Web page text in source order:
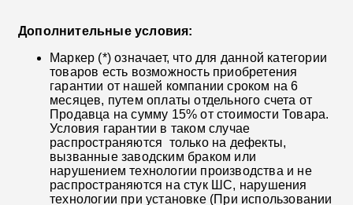
Дополнительные условия:
Маркер (*) означает, что для данной категории
товаров есть возможность приобретения
гарантии от нашей компании сроком на 6
месяцев, путем оплаты отдельного счета от
Продавца на сумму 15% от стоимости Товара.
Условия гарантии в таком случае
распространяются только на дефекты,
вызванные заводским браком или
нарушением технологии производства и не
распространяются на стук ШС, нарушения
технологии при установке (При использовании